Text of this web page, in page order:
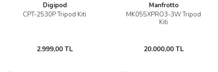
Digipod
CPT-2530P Tripod Kiti
2.999,00 TL
Manfrotto
MK055XPRO3-3W Tripod
Kiti
20.000,00 TL